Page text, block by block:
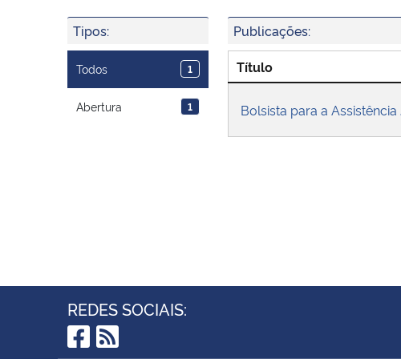
Tipos:
Todos 1
Abertura 1
Publicações:
Título
Bolsista para a
REDES SOCIAIS: